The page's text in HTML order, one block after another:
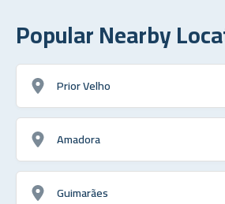
Popular Nearby
Prior Velho
Amadora
Guimarães